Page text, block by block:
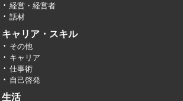
経営・経営者
話材
キャリア・スキル
その他
キャリア
仕事術
自己啓発
生活